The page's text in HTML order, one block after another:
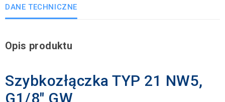
DANE TECHNICZNE
Opis produktu
Szybkozłączka TYP 21 NW5,
G1/8" GW